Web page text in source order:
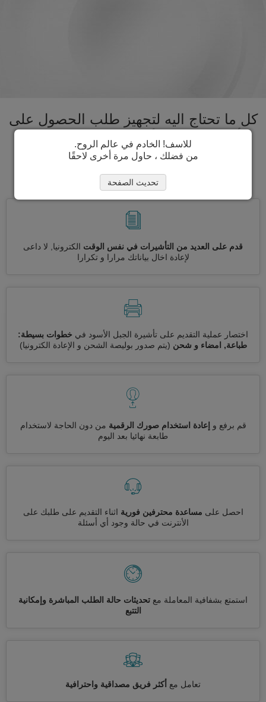
كل ما تحتاج اليه لتجهيز طلب الحصول على
تأشيرة الجبل الأسود تحت سقف واحد.
تسريع عملية الحصول على تأشيرة الجبل
الأسود
قدم على العديد من التأشيرات في نفس الوقت الكترونيا, لا داعى
لإعادة اخال بياناتك مرارا و تكرارا
اختصار عملية التقديم على تأشيرة الجبل الأسود في خطوات بسيطة:
طباعة, امضاء و شحن (يتم صدور بوليصة الشحن و الإعادة الكترونيا)
قم برفع و إعادة استخدام صورك الرقمية من دون الحاجة لاستخدام
طابعة نهائيا بعد اليوم
احصل على مساعدة محترفين فورية اثناء التقديم على طلبك على
الأنترنت في حالة وجود أي أسئلة
استمتع بشفافية المعاملة مع تحديثات حالة الطلب المباشرة وإمكانية
التتبع
تعامل مع أكثر فريق مصداقية واحترافية
للاسف! الخادم في عالم الروح.
من فضلك ، حاول مرة أخرى لاحقًا
تحديث الصفحة